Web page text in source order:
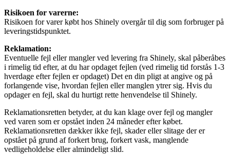
Risikoen for varerne:
Risikoen for varer købt hos Shinely overgår til dig som forbruger på
leveringstidspunktet.
Reklamation:
Eventuelle fejl eller mangler ved levering fra Shinely, skal påberåbes
i rimelig tid efter, at du har opdaget fejlen (ved rimelig tid forstås 1-3
hverdage efter fejlen er opdaget) Det en din pligt at angive og på
forlangende vise, hvordan fejlen eller manglen ytrer sig. Hvis du
opdager en fejl, skal du hurtigt rette henvendelse til Shinely.
Reklamationsretten betyder, at du kan klage over fejl og mangler
ved varen som er opstået inden 24 måneder efter købet.
Reklamationsretten dækker ikke fejl, skader eller slitage der er
opstået på grund af forkert brug, forkert vask, manglende
vedligeholdelse eller almindeligt slid.